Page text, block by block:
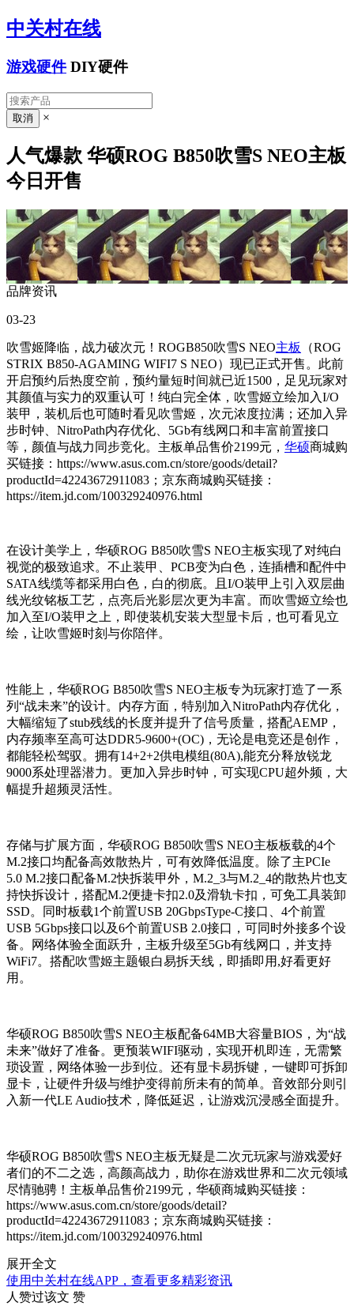
中关村在线
游戏硬件 DIY硬件
×
人气爆款 华硕ROG B850吹雪S NEO主板
今日开售
品牌资讯
03-23
吹雪姬降临，战力破次元！ROGB850吹雪S NEO主板
（ROG
STRIX B850-AGAMING WIFI7 S NEO）现已正式开售。此前
开启预约后热度空前，预约量短时间就已近1500，足见玩家对
其颜值与实力的双重认可！纯白完全体，吹雪姬立绘加入I/O
装甲，装机后也可随时看见吹雪姬，次元浓度拉满；还加入异
步时钟、NitroPath内存优化、5Gb有线网口和丰富前置接口
等，颜值与战力同步竞化。主板单品售价2199元， 华硕商城购
买链接：https://www.asus.com.cn/store/goods/detail?
productId=42243672911083；京东商城购买链接：
https://item.jd.com/100329240976.html
在设计美学上，华硕ROG B850吹雪S NEO主板实现了对纯白
视觉的极致追求。不止装甲、PCB变为白色，连插槽和配件中
SATA线缆等都采用白色，白的彻底。且I/O装甲上引入双层曲
线光纹铭板工艺，点亮后光影层次更为丰富。而吹雪姬立绘也
加入至I/O装甲之上，即使装机安装大型显卡后，也可看见立
绘，让吹雪姬时刻与你陪伴。
性能上，华硕ROG B850吹雪S NEO主板专为玩家打造了一系
列“战未来”的设计。内存方面，特别加入NitroPath内存优化，
大幅缩短了stub残线的长度并提升了信号质量，搭配AEMP，
内存频率至高可达DDR5-9600+(OC)，无论是电竞还是创作，
都能轻松驾驭。拥有14+2+2供电模组(80A),能充分释放锐龙
9000系处理器潜力。更加入异步时钟，可实现CPU超外频，大
幅提升超频灵活性。
存储与扩展方面，华硕ROG B850吹雪S NEO主板板载的4个
M.2接口均配备高效散热片，可有效降低温度。除了主PCIe
5.0 M.2接口配备M.2快拆装甲外，M.2_3与M.2_4的散热片也支
持快拆设计，搭配M.2便捷卡扣2.0及滑轨卡扣，可免工具装卸
SSD。同时板载1个前置USB 20GbpsType-C接口、 4个前置
USB 5Gbps接口以及6个前置USB 2.0接口，可同时外接多个设
备。
网络体验全面跃升，主板升级至5Gb有线网口，并支持
WiFi7。搭配吹雪姬主题银白易拆天线，即插即用,好看更好
用。
华硕ROG B850吹雪S NEO主板配备64MB大容量BIOS， 为“战
未来”做好了准备。更预装WIFI驱动，实现开机即连，无需繁
琐设置，网络体验一步到位。 还有显卡易拆键，一键即可拆卸
显卡，让硬件升级与维护变得前所未有的简单。音效部分则引
入新一代LE Audio技术，降低延迟，让游戏沉浸感全面提升。
华硕ROG B850吹雪S NEO主板无疑是二次元玩家与游戏爱好
者们的不二之选，高颜高战力，助你在游戏世界和二次元领域
尽情驰骋！主板单品售价2199元，华硕商城购买链接：
https://www.asus.com.cn/store/goods/detail?
productId=42243672911083；京东商城购买链接：
https://item.jd.com/100329240976.html
展开全文
使用中关村在线APP，查看更多精彩资讯
人赞过该文 赞